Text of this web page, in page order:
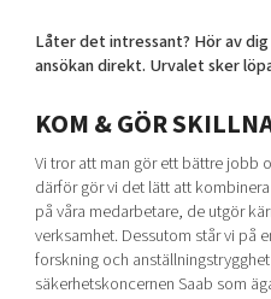
Låter det intressant? Hör av
ansökan direkt. Urvalet sker
KOM & GÖR
Vi tror att man gör ett bättre jobb
därför gör vi det lätt att
på våra medarbetare, de utgör
verksamhet. Dessutom står vi på
forskning och
säkerhetskoncernen Saab som